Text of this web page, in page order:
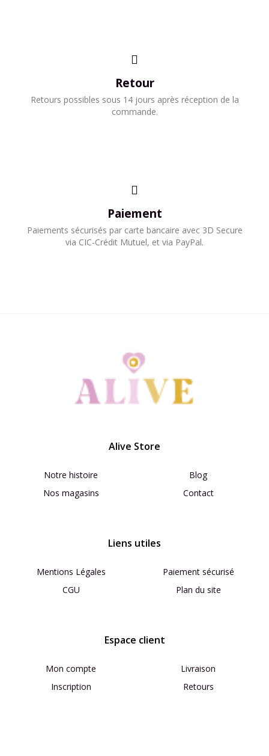
Retour
Retours possibles sous 14 jours après réception de la
commande.
Paiement
Paiements sécurisés par carte bancaire avec 3D Secure
via CIC-Crédit Mutuel, et via PayPal.​
Alive Store
Notre histoire
Nos magasins
Blog
Contact
Liens utiles
Mentions Légales
CGU
Paiement sécurisé
Plan du site
Espace client
Mon compte
Inscription
Livraison
Retours